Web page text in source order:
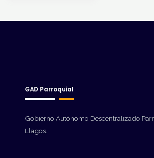
GAD Parroquial
Gobierno Autónomo Descentralizado
Llagos.